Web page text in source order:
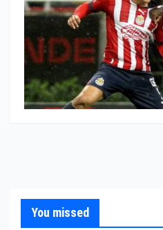
You missed